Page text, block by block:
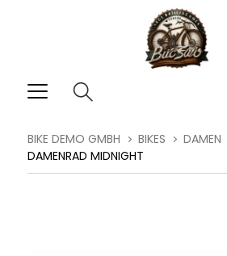
BIKE DEMO GMBH BIKES DAMEN
DAMENRAD MIDNIGHT